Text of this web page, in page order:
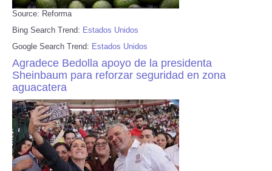
Source: Reforma
Bing Search Trend: Estados Unidos
Google Search Trend: Estados Unidos
Agradece Bedolla apoyo de la presidenta
Sheinbaum para reforzar seguridad en zona
aguacatera